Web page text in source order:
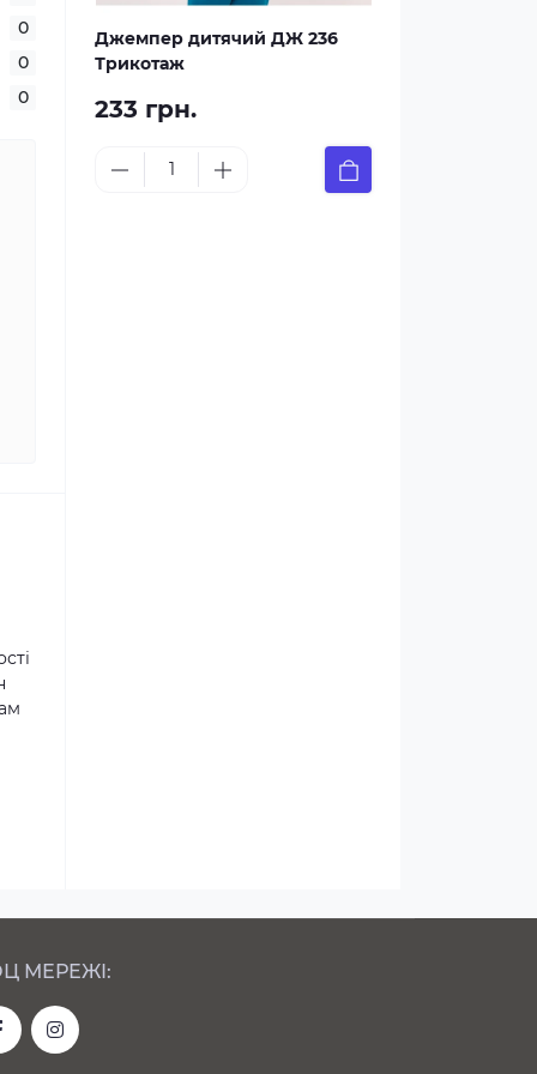
0
0
0
Джемпер дитячий ДЖ 236
Трикотаж
233 грн.
МЕРЕЖІ: